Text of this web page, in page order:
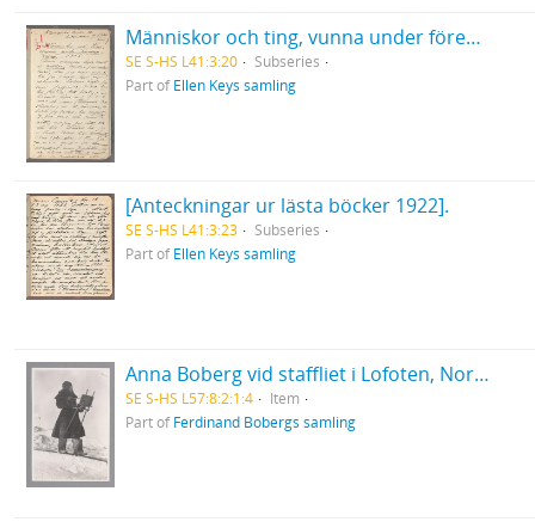
Människor och ting, vunna under föredragsresan 1905.
SE S-HS L41:3:20
Subseries
Part ofEllen Keys samling
[Anteckningar ur lästa böcker 1922].
SE S-HS L41:3:23
Subseries
Part ofEllen Keys samling
Anna Boberg vid staffliet i Lofoten, Norge
SE S-HS L57:8:2:1:4
Item
Part ofFerdinand Bobergs samling